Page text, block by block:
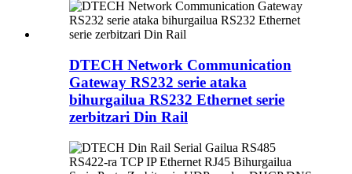
DTECH Network Communication
Gateway RS232 serie ataka
bihurgailua RS232 Ethernet serie
zerbitzari Din Rail